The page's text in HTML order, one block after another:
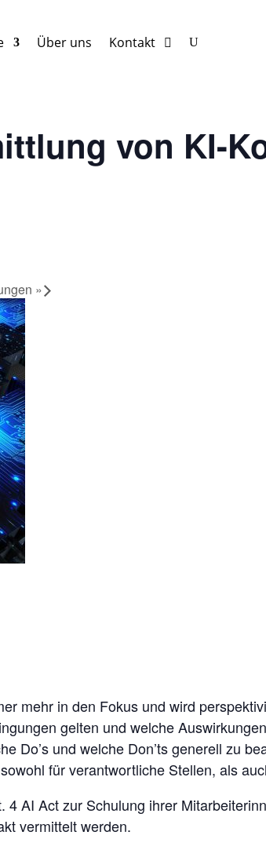
Über uns Kontakt
von KI-
»
mehr in den Fokus und wird
gelten und welche
Do’s und welche Don’ts generell zu
für verantwortliche Stellen, als
AI Act zur Schulung ihrer
vermittelt werden.